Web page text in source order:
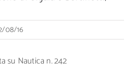
08/16
su Nautica n. 242